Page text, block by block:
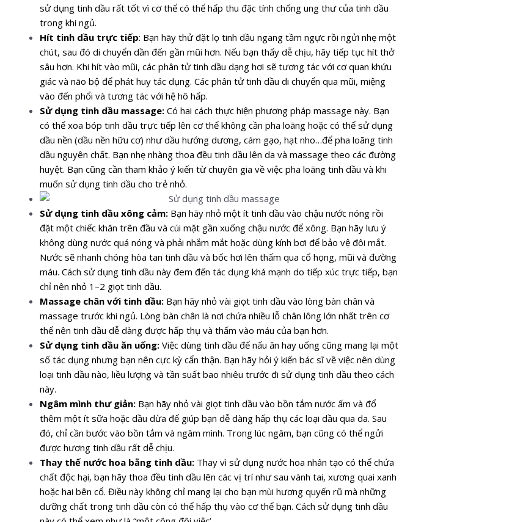
sử dụng tinh dầu rất tốt vì cơ thể có thể hấp thu đặc tính chống ung thư của tinh dầu
trong khi ngủ.
Hít tinh dầu trực tiếp: Bạn hãy thử đặt lọ tinh dầu ngang tầm ngực rồi ngửi nhẹ một
chút, sau đó di chuyển dần đến gần mũi hơn. Nếu bạn thấy dễ chịu, hãy tiếp tục hít thở
sâu hơn. Khi hít vào mũi, các phân tử tinh dầu dạng hơi sẽ tương tác với cơ quan khứu
giác và não bộ để phát huy tác dụng. Các phân tử tinh dầu di chuyển qua mũi, miệng
vào đến phổi và tương tác với hệ hô hấp.
Sử dụng tinh dầu massage: Có hai cách thực hiện phương pháp massage này. Bạn
có thể xoa bóp tinh dầu trực tiếp lên cơ thể không cần pha loãng hoặc có thể sử dụng
dầu nền (dầu nền hữu cơ) như dầu hướng dương, cám gạo, hạt nho…để pha loãng tinh
dầu nguyên chất. Bạn nhẹ nhàng thoa đều tinh dầu lên da và massage theo các đường
huyệt. Bạn cũng cần tham khảo ý kiến từ chuyên gia về việc pha loãng tinh dầu và khi
muốn sử dụng tinh dầu cho trẻ nhỏ.
Sử dụng tinh dầu xông cảm: Bạn hãy nhỏ một ít tinh dầu vào chậu nước nóng rồi
đặt một chiếc khăn trên đầu và cúi mặt gần xuống chậu nước để xông. Bạn hãy lưu ý
không dùng nước quá nóng và phải nhắm mắt hoặc dùng kính bơi để bảo vệ đôi mắt.
Nước sẽ nhanh chóng hòa tan tinh dầu và bốc hơi lên thấm qua cổ họng, mũi và đường
máu. Cách sử dụng tinh dầu này đem đến tác dụng khá mạnh do tiếp xúc trực tiếp, bạn
chỉ nên nhỏ 1–2 giọt tinh dầu.
Massage chân với tinh dầu: Bạn hãy nhỏ vài giọt tinh dầu vào lòng bàn chân và
massage trước khi ngủ. Lòng bàn chân là nơi chứa nhiều lỗ chân lông lớn nhất trên cơ
thể nên tinh dầu dễ dàng được hấp thụ và thấm vào máu của bạn hơn.
Sử dụng tinh dầu ăn uống: Việc dùng tinh dầu để nấu ăn hay uống cũng mang lại một
số tác dụng nhưng bạn nên cực kỳ cẩn thận. Bạn hãy hỏi ý kiến bác sĩ về việc nên dùng
loại tinh dầu nào, liều lượng và tần suất bao nhiêu trước đi sử dụng tinh dầu theo cách
này.
Ngâm mình thư giản: Bạn hãy nhỏ vài giọt tinh dầu vào bồn tắm nước ấm và đổ
thêm một ít sữa hoặc dầu dừa để giúp bạn dễ dàng hấp thụ các loại dầu qua da. Sau
đó, chỉ cần bước vào bồn tắm và ngâm mình. Trong lúc ngâm, bạn cũng có thể ngửi
được hương tinh dầu rất dễ chịu.
Thay thế nước hoa bằng tinh dầu: Thay vì sử dụng nước hoa nhân tạo có thể chứa
chất độc hại, bạn hãy thoa đều tinh dầu lên các vị trí như sau vành tai, xương quai xanh
hoặc hai bên cổ. Điều này không chỉ mang lại cho bạn mùi hương quyến rũ mà những
dưỡng chất trong tinh dầu còn có thể hấp thụ vào cơ thể bạn. Cách sử dụng tinh dầu